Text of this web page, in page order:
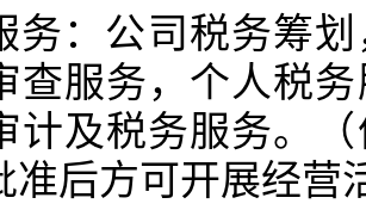
务：公司税务筹
查服务，个人税
计及税务服务。
准后方可开展经营